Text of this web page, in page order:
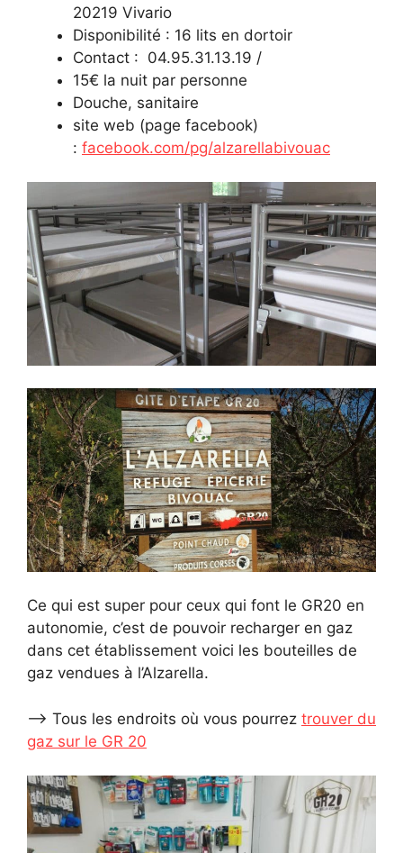
20219 Vivario
Disponibilité : 16 lits en dortoir
Contact : 04.95.31.13.19 /
15€ la nuit par personne
Douche, sanitaire
site web (page facebook)
: facebook.com/pg/alzarellabivouac
Ce qui est super pour ceux qui font le GR20 en
autonomie, c’est de pouvoir recharger en gaz
dans cet établissement voici les bouteilles de
gaz vendues à l’Alzarella.
–> Tous les endroits où vous pourrez trouver du
gaz sur le GR 20